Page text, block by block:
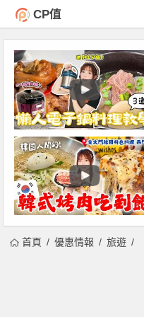
CP值
首頁 優惠情報 旅遊